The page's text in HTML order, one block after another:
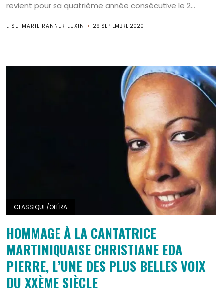
revient pour sa quatrième année consécutive le 2...
LISE-MARIE RANNER LUXIN 29 SEPTEMBRE 2020
CLASSIQUE/OPÉRA
HOMMAGE À LA CANTATRICE
MARTINIQUAISE CHRISTIANE EDA
PIERRE, L’UNE DES PLUS BELLES VOIX
DU XXÈME SIÈCLE